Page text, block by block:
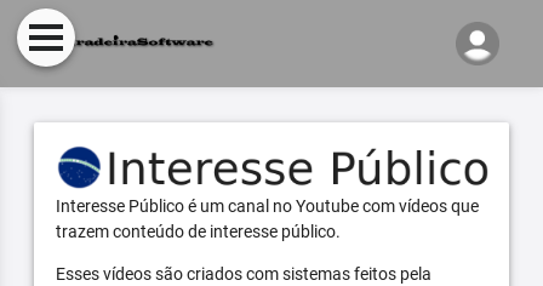
Interesse Público é um canal no Youtube com vídeos que
trazem conteúdo de interesse público.
Esses vídeos são criados com sistemas feitos pela